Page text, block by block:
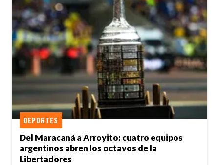
Del Maracaná a Arroyito: cuatro equipos
argentinos abren los octavos de la
Libertadores
DEPORTES